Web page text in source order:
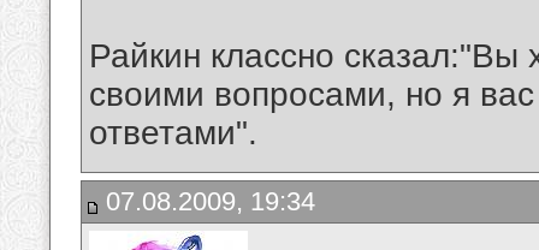
Райкин классно сказал:"Вы
своими вопросами, но я
ответами".
07.08.2009, 19:34